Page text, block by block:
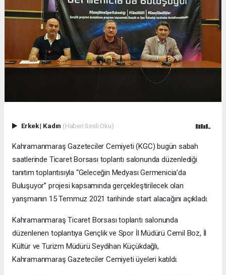
Erkek| Kadın (Haberi Sesli Oku)
Kahramanmaraş Gazeteciler Cemiyeti (KGC) bugün sabah
saatlerinde Ticaret Borsası toplantı salonunda düzenlediği
tanıtım toplantısıyla “Geleceğin Medyası Germenicia’da
Buluşuyor” projesi kapsamında gerçekleştirilecek olan
yarışmanın 15 Temmuz 2021 tarihinde start alacağını açıkladı.
Kahramanmaraş Ticaret Borsası toplantı salonunda
düzenlenen toplantıya Gençlik ve Spor İl Müdürü Cemil Boz, İl
Kültür ve Turizm Müdürü Seydihan Küçükdağlı,
Kahramanmaraş Gazeteciler Cemiyeti üyeleri katıldı.